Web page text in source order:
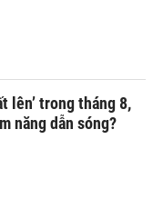
lên’ trong tháng 8,
năng dẫn sóng?